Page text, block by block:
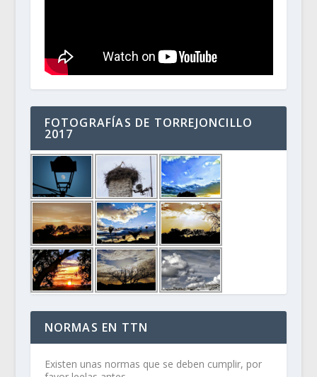
FOTOGRAFÍAS DE TORREJONCILLO
2017
NORMAS EN TTN
Existen unas normas que se deben cumplir, por